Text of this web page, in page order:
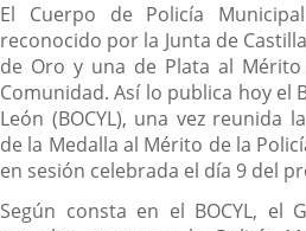
El Cuerpo de Policía
reconocido por la Junta de
de Oro y una de Plata al
Comunidad. Así lo publica hoy el
León (BOCYL), una vez reunida
de la Medalla al Mérito de la
en sesión celebrada el día 9 del
Según consta en el BOCYL, el